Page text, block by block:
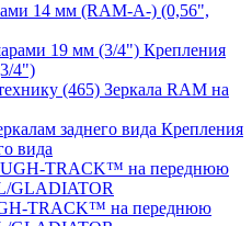
14 мм (RAM-A-) (0,56",
Крепления
4")
Зеркала RAM на
Крепления
вида
TRACK™ на переднюю